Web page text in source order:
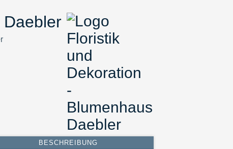
BESCHREIBUNG